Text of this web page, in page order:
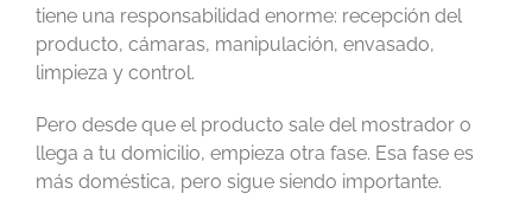
tiene una responsabilidad enorme: recepción del
producto, cámaras, manipulación, envasado,
limpieza y control.
Pero desde que el producto sale del mostrador o
llega a tu domicilio, empieza otra fase. Esa fase es
más doméstica, pero sigue siendo importante.